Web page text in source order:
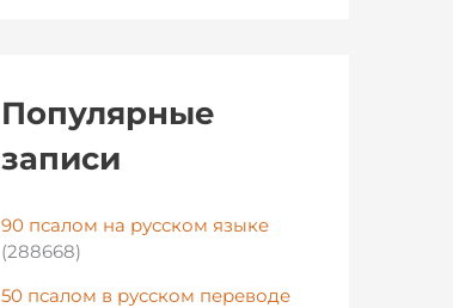
Популярные
записи
90 псалом на русском языке
(288668)
50 псалом в русском переводе